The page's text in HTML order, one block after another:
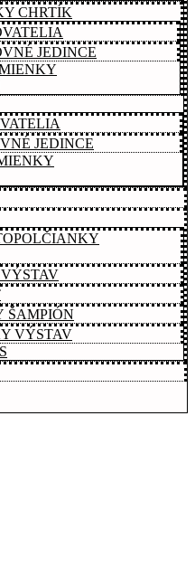
CHRTÍK
JEDINCE
JEDINCE
ŠAMPIÓN
VÝSTAV